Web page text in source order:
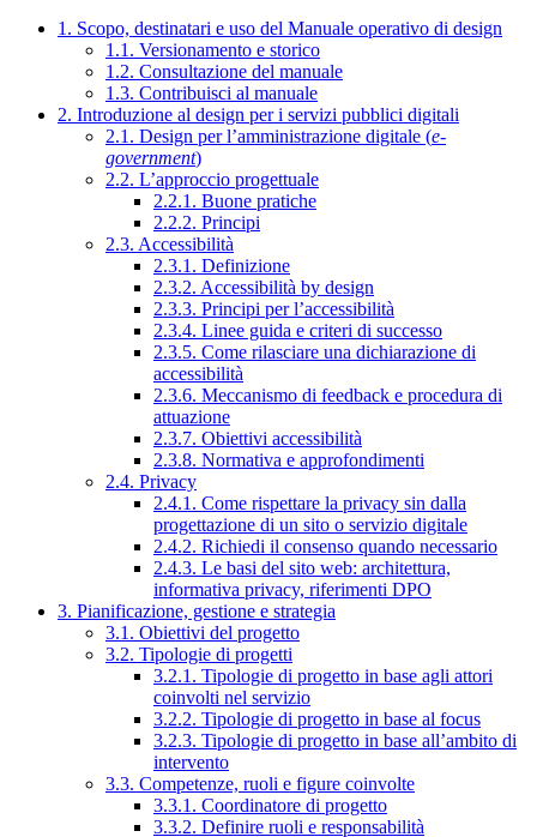
1. Scopo, destinatari e uso del Manuale operativo di design
1.1. Versionamento e storico
1.2. Consultazione del manuale
1.3. Contribuisci al manuale
2. Introduzione al design per i servizi pubblici digitali
2.1. Design per l’amministrazione digitale (e-
government)
2.2. L’approccio progettuale
2.2.1. Buone pratiche
2.2.2. Principi
2.3. Accessibilità
2.3.1. Definizione
2.3.2. Accessibilità by design
2.3.3. Principi per l’accessibilità
2.3.4. Linee guida e criteri di successo
2.3.5. Come rilasciare una dichiarazione di
accessibilità
2.3.6. Meccanismo di feedback e procedura di
attuazione
2.3.7. Obiettivi accessibilità
2.3.8. Normativa e approfondimenti
2.4. Privacy
2.4.1. Come rispettare la privacy sin dalla
progettazione di un sito o servizio digitale
2.4.2. Richiedi il consenso quando necessario
2.4.3. Le basi del sito web: architettura,
informativa privacy, riferimenti DPO
3. Pianificazione, gestione e strategia
3.1. Obiettivi del progetto
3.2. Tipologie di progetti
3.2.1. Tipologie di progetto in base agli attori
coinvolti nel servizio
3.2.2. Tipologie di progetto in base al focus
3.2.3. Tipologie di progetto in base all’ambito di
intervento
3.3. Competenze, ruoli e figure coinvolte
3.3.1. Coordinatore di progetto
3.3.2. Definire ruoli e responsabilità